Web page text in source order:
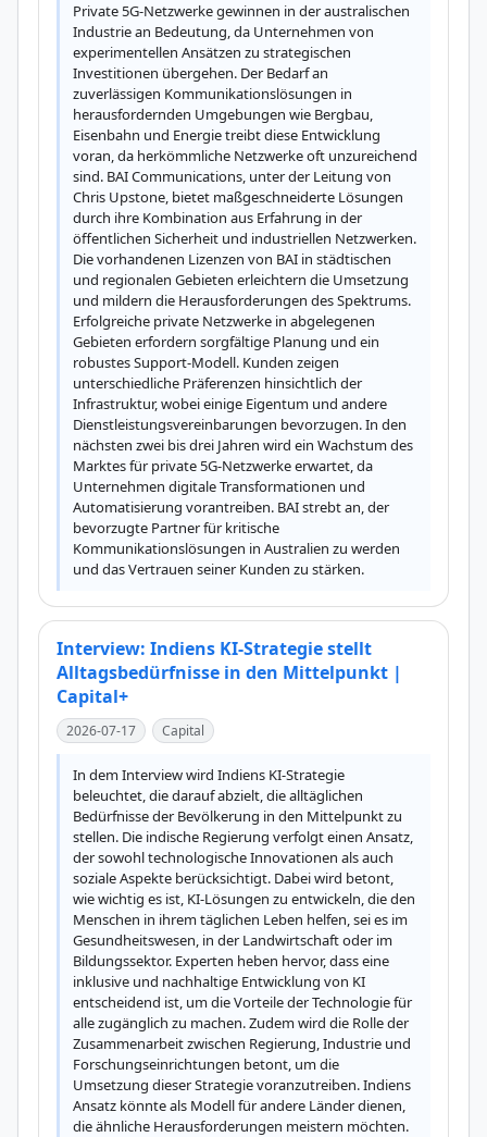
Private 5G-Netzwerke gewinnen in der australischen
Industrie an Bedeutung, da Unternehmen von
experimentellen Ansätzen zu strategischen
Investitionen übergehen. Der Bedarf an
zuverlässigen Kommunikationslösungen in
herausfordernden Umgebungen wie Bergbau,
Eisenbahn und Energie treibt diese Entwicklung
voran, da herkömmliche Netzwerke oft unzureichend
sind. BAI Communications, unter der Leitung von
Chris Upstone, bietet maßgeschneiderte Lösungen
durch ihre Kombination aus Erfahrung in der
öffentlichen Sicherheit und industriellen Netzwerken.
Die vorhandenen Lizenzen von BAI in städtischen
und regionalen Gebieten erleichtern die Umsetzung
und mildern die Herausforderungen des Spektrums.
Erfolgreiche private Netzwerke in abgelegenen
Gebieten erfordern sorgfältige Planung und ein
robustes Support-Modell. Kunden zeigen
unterschiedliche Präferenzen hinsichtlich der
Infrastruktur, wobei einige Eigentum und andere
Dienstleistungsvereinbarungen bevorzugen. In den
nächsten zwei bis drei Jahren wird ein Wachstum des
Marktes für private 5G-Netzwerke erwartet, da
Unternehmen digitale Transformationen und
Automatisierung vorantreiben. BAI strebt an, der
bevorzugte Partner für kritische
Kommunikationslösungen in Australien zu werden
und das Vertrauen seiner Kunden zu stärken.
Interview: Indiens KI-Strategie stellt
Alltagsbedürfnisse in den Mittelpunkt |
Capital+
2026-07-17 Capital
In dem Interview wird Indiens KI-Strategie
beleuchtet, die darauf abzielt, die alltäglichen
Bedürfnisse der Bevölkerung in den Mittelpunkt zu
stellen. Die indische Regierung verfolgt einen Ansatz,
der sowohl technologische Innovationen als auch
soziale Aspekte berücksichtigt. Dabei wird betont,
wie wichtig es ist, KI-Lösungen zu entwickeln, die den
Menschen in ihrem täglichen Leben helfen, sei es im
Gesundheitswesen, in der Landwirtschaft oder im
Bildungssektor. Experten heben hervor, dass eine
inklusive und nachhaltige Entwicklung von KI
entscheidend ist, um die Vorteile der Technologie für
alle zugänglich zu machen. Zudem wird die Rolle der
Zusammenarbeit zwischen Regierung, Industrie und
Forschungseinrichtungen betont, um die
Umsetzung dieser Strategie voranzutreiben. Indiens
Ansatz könnte als Modell für andere Länder dienen,
die ähnliche Herausforderungen meistern möchten.